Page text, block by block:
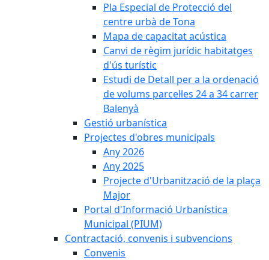
Pla Especial de Protecció del
centre urbà de Tona
Mapa de capacitat acústica
Canvi de règim jurídic habitatges
d'ús turístic
Estudi de Detall per a la ordenació
de volums parcel·les 24 a 34 carrer
Balenyà
Gestió urbanística
Projectes d'obres municipals
Any 2026
Any 2025
Projecte d'Urbanització de la plaça
Major
Portal d'Informació Urbanística
Municipal (PIUM)
Contractació, convenis i subvencions
Convenis